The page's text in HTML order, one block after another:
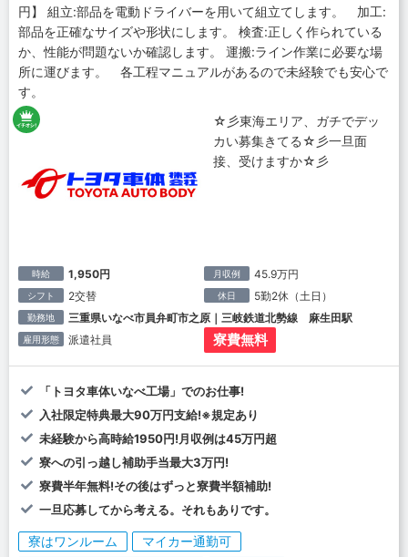
円】 組立:部品を電動ドライバーを用いて組立てします。 加工:
部品を正確なサイズや形状にします。 検査:正しく作られている
か、性能が問題ないか確認します。 運搬:ライン作業に必要な場
所に運びます。 各工程マニュアルがあるので未経験でも安心で
す。
☆彡東海エリア、ガチでデッ
カい募集きてる☆彡一旦面
接、受けますか☆彡
時給 1,950円 月収例 45.9万円
シフト 2交替 休日 5勤2休（土日）
勤務地 三重県いなべ市員弁町市之原｜三岐鉄道北勢線 麻生田駅
雇用形態 派遣社員 寮費無料
「トヨタ車体いなべ工場」でのお仕事!
入社限定特典最大90万円支給!※規定あり
未経験から高時給1950円!月収例は45万円超
寮への引っ越し補助手当最大3万円!
寮費半年無料!その後はずっと寮費半額補助!
一旦応募してから考える。それもありです。
寮はワンルーム
マイカー通勤可